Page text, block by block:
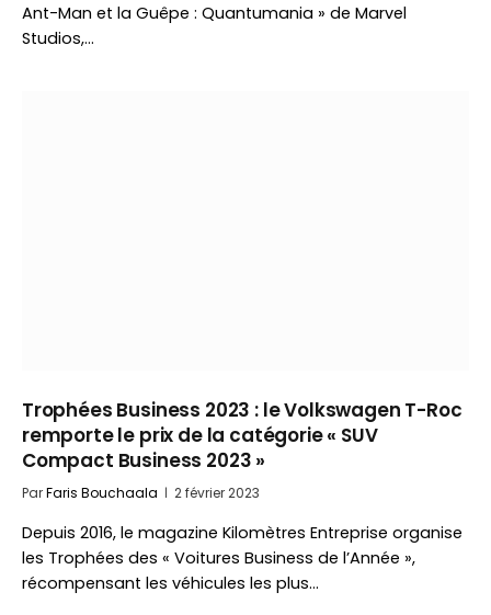
Ant-Man et la Guêpe : Quantumania » de Marvel
Studios,…
Trophées Business 2023 : le Volkswagen T-Roc
remporte le prix de la catégorie « SUV
Compact Business 2023 »
ParFaris Bouchaala 2 février 2023
Depuis 2016, le magazine Kilomètres Entreprise organise
les Trophées des « Voitures Business de l’Année »,
récompensant les véhicules les plus…